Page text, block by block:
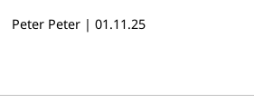
Peter Peter | 01.11.25